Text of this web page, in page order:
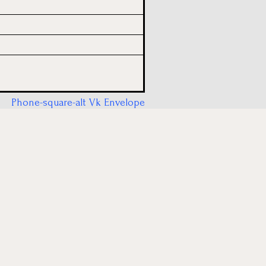
Phone-square-alt Vk Envelope